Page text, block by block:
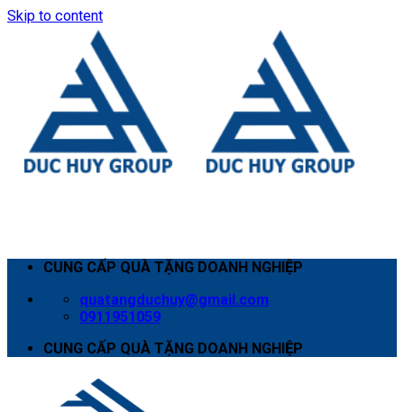
Skip to content
CUNG CẤP QUÀ TẶNG DOANH NGHIỆP
quatangduchuy@gmail.com
0911951059
CUNG CẤP QUÀ TẶNG DOANH NGHIỆP